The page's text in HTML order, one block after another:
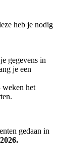
heb je nodig
gegevens in
je een
weken het
gedaan in